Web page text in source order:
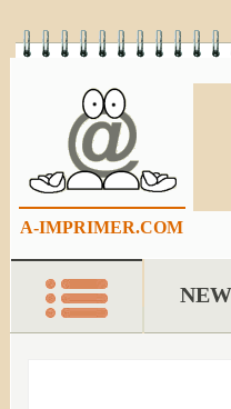
A-IMPRIMER.COM